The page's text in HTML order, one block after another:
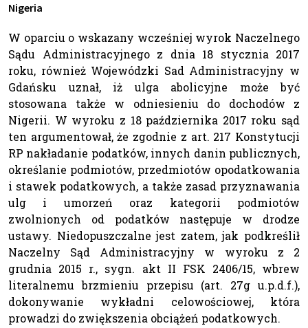
Nigeria
W oparciu o wskazany wcześniej wyrok Naczelnego
Sądu Administracyjnego z dnia 18 stycznia 2017
roku, również Wojewódzki Sad Administracyjny w
Gdańsku uznał, iż ulga abolicyjne może być
stosowana także w odniesieniu do dochodów z
Nigerii. W wyroku z 18 października 2017 roku sąd
ten argumentował, że zgodnie z art. 217 Konstytucji
RP nakładanie podatków, innych danin publicznych,
określanie podmiotów, przedmiotów opodatkowania
i stawek podatkowych, a także zasad przyznawania
ulg i umorzeń oraz kategorii podmiotów
zwolnionych od podatków następuje w drodze
ustawy. Niedopuszczalne jest zatem, jak podkreślił
Naczelny Sąd Administracyjny w wyroku z 2
grudnia 2015 r., sygn. akt II FSK 2406/15, wbrew
literalnemu brzmieniu przepisu (art. 27g u.p.d.f.),
dokonywanie wykładni celowościowej, która
prowadzi do zwiększenia obciążeń podatkowych.